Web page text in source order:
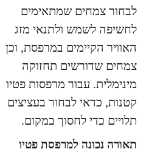
לבחור צמחים שמתאימים
לחשיפה לשמש ולתנאי מזג
האוויר הקיימים במרפסת, וכן
צמחים שדורשים תחזוקה
מינימלית. עבור מרפסות פטיו
קטנות, כדאי לבחור בעציצים
תלויים כדי לחסוך במקום.
תאורה נכונה למרפסת פטיו